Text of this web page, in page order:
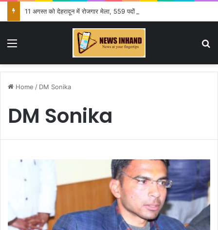
11 अगस्त को देहरादून में रोजगार मेला, 559 पदों पर होगा चयन
Menu
Home / DM Sonika
DM Sonika